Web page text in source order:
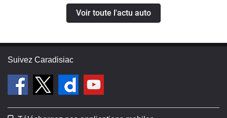
Voir toute l'actu auto
Suivez Caradisiac